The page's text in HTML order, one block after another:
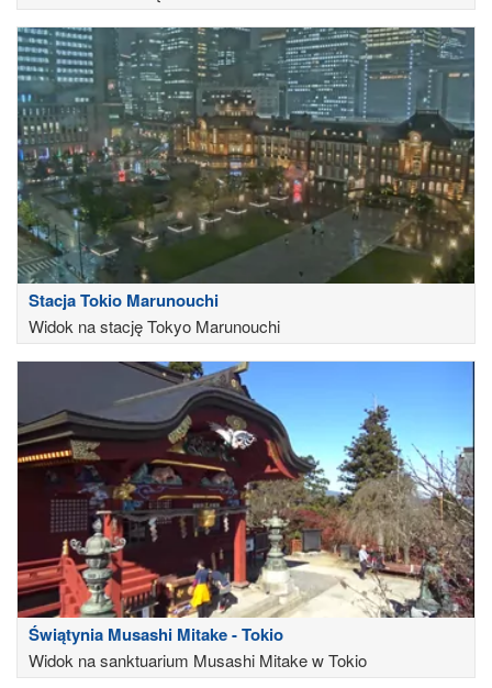
Stacja Tokio Marunouchi
Widok na stację Tokyo Marunouchi
Świątynia Musashi Mitake - Tokio
Widok na sanktuarium Musashi Mitake w Tokio